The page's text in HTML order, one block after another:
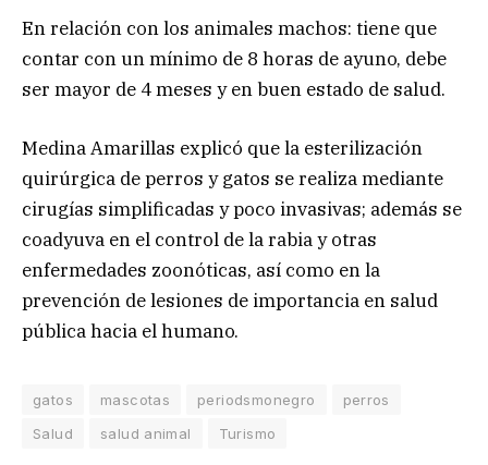
En relación con los animales machos: tiene que
contar con un mínimo de 8 horas de ayuno, debe
ser mayor de 4 meses y en buen estado de salud.
Medina Amarillas explicó que la esterilización
quirúrgica de perros y gatos se realiza mediante
cirugías simplificadas y poco invasivas; además se
coadyuva en el control de la rabia y otras
enfermedades zoonóticas, así como en la
prevención de lesiones de importancia en salud
pública hacia el humano.
gatos mascotas periodsmonegro
perros
Salud
salud animal Turismo